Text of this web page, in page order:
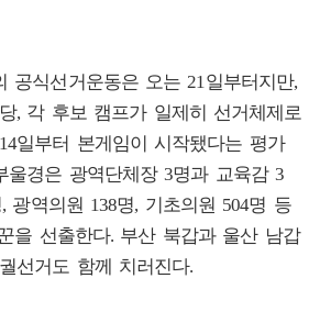
공식선거운동은 오는 21일부터지만,
, 각 후보 캠프가 일제히 선거체제로
일부터 본게임이 시작됐다는 평가
울경은 광역단체장 3명과 교육감 3
광역의원 138명, 기초의원 504명 등
을 선출한다. 부산 북갑과 울산 남갑
선거도 함께 치러진다.